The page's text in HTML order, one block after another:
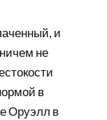
и
не
в
Оруэлл в